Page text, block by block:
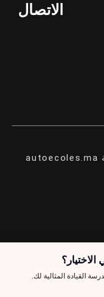
الاتصال
للدردشة معنا عبر
القيادة المثالية لك.